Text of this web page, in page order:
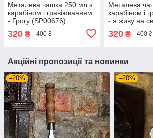
Металева чашка 250 мл з
карабіном і гравіюванням
- Грогу (SP00676)
320 ₴ 400 ₴
Металева
карабіном і
- я живу на
320₴ 400 ₴
Акційні пропозиції та новинки
–20% –20%